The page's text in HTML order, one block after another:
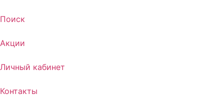
Поиск
Акции
Личный кабинет
Контакты